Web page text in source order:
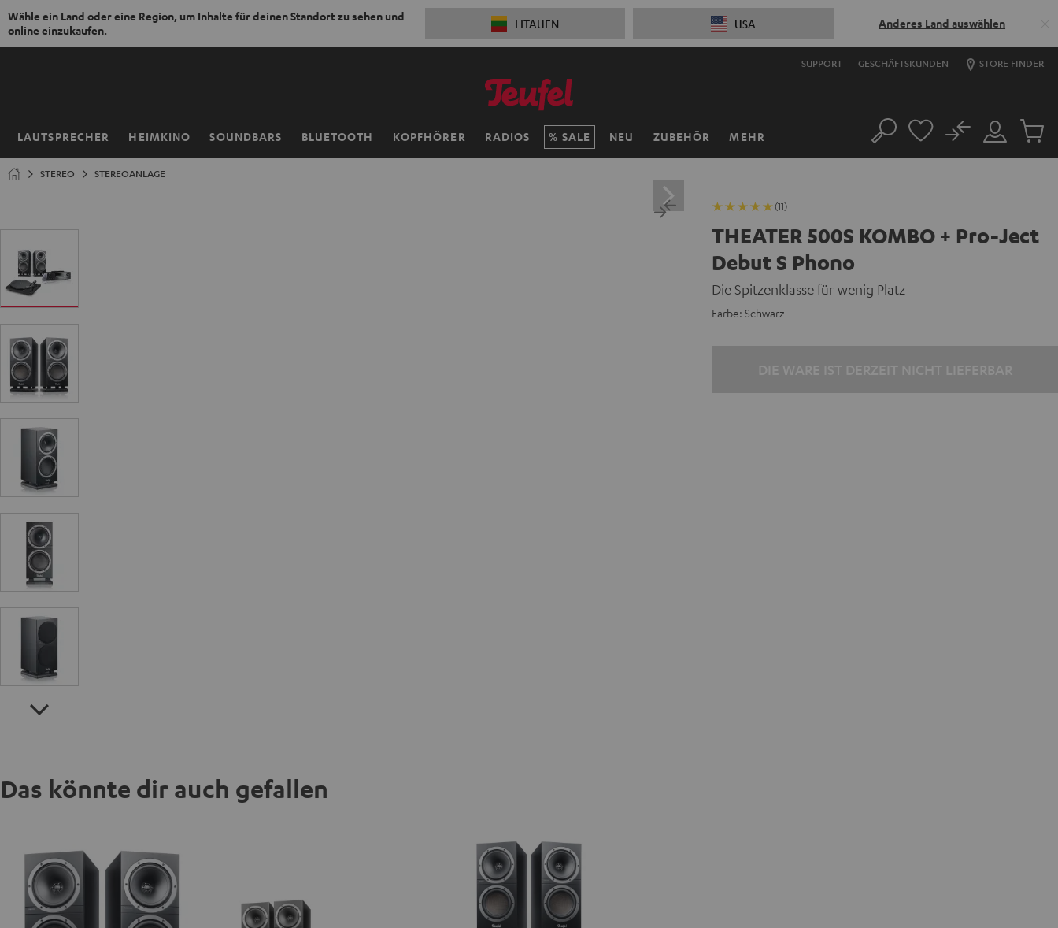
Wähle ein Land oder eine Region, um Inhalte für deinen Standort zu sehen und
online einzukaufen.
LITAUEN USA Anderes Land auswählen
ZUM
SUPPORT GESCHÄFTSKUNDEN STORE FINDER
LAUTSPRECHER HEIMKINO SOUNDBARS BLUETOOTH KOPFHÖRER RADIOS SALE NEU ZUBEHÖR MEHR
Startseite Suche
Mein
Konto
No
Artikel
STEREO STEREOANLAGE
(11)
THEATER 500S KOMBO + Pro-Ject
Debut S Phono
Die Spitzenklasse für wenig Platz
Farbe: Schwarz
Das könnte dir auch gefallen